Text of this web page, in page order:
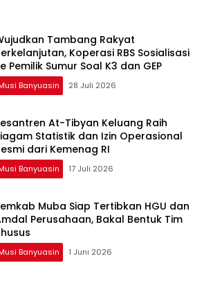
Tambang Rakyat
Koperasi RBS Sosialisasi
Pemilik Sumur Soal K3 dan GEP
Banyuasin 28 Juli 2026
At-Tibyan Keluang Raih
Statistik dan Izin Operasional
dari Kemenag RI
Banyuasin 17 Juli 2026
Muba Siap Tertibkan HGU dan
Perusahaan, Bakal Bentuk Tim
Banyuasin 1 Juni 2026